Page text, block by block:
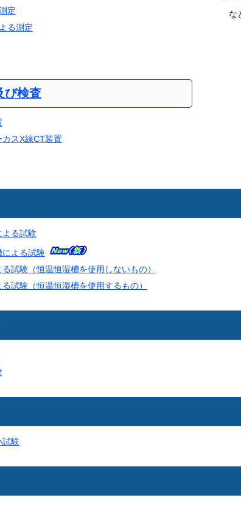
定
る測定
な
び検査
スX線CT装置
よる試験
よる試験
試験（恒温恒湿槽を使用しないもの）
試験（恒温恒湿槽を使用するもの）
試験